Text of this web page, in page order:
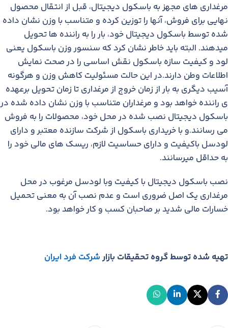
مرغداری های مجهز به باسکول دیجیتال، قبل از انتقال محصول
نهایی برای فروش، آنها را توزین کرده و متناسب با وزن نشان داده
شده توسط باسکول دیجیتال خود، بار را به راننده ها تحویل
میدهند. البته باید خاطر نشان کرد که سنسور وزن باسکول یعنی
لود و کیفیت سازه باسکول نقش اساسی را در صحت نمایش
اطلاعات وطن دارند.در این حالت مسئولیت کاهش وزن و هرگونه
آسیب دیگری به بار از زمان خروج از مرغداری تا زمان تحویل برعهده
ی راننده خواهد بود و مرغداران متناسب با وزن نشان داده شده در
باسکول دیجیتال نصب شده در محل خود، محصولات را به فروش
می رسانند.و با خریداری باسکول از شرکت سازنده معتبر و دارای
لودسل باکیفیت و دارای حساسیت لازم، ریسک های مالی خود را
به حداقل میرسانند.
نصب باسکول دیجیتال با کیفیت وبا لودسل مرغوب در محل
مرغداری یک اصل ضروری است و عدم نصب آن به معنی تحمیل
خسارات مالی شدید بر صاحبان کسب و کار خواهد بود.
تهیه شده توسط گروه تحقیقات بازارشرکت فرد ایران